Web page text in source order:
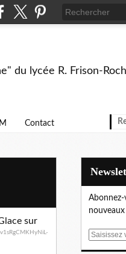
du lycée R. Frison-
Contact
sur
E